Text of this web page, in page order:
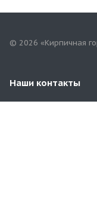
© 2026 «Кирпичная
Наши контакты
+7(962)894-84-